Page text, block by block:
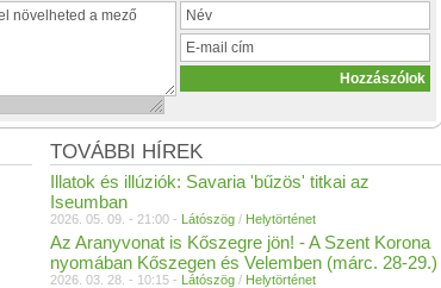
TOVÁBBI HÍREK
Illatok és illúziók: Savaria 'bűzös' titkai az
Iseumban
2026. 05. 09. - 21:00 - Látószög / Helytörténet
Az Aranyvonat is Kőszegre jön! - A Szent Korona
nyomában Kőszegen és Velemben (márc. 28-29.)
2026. 03. 28. - 10:15 - Látószög / Helytörténet